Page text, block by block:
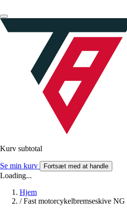
Kurv subtotal
Se min kurv Fortsæt med at handle
Loading...
Hjem
/ Fast motorcykelbremseskive